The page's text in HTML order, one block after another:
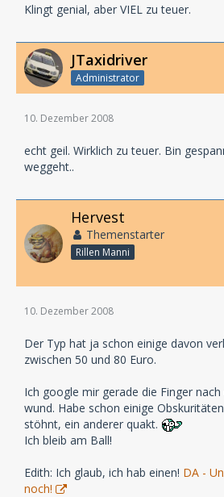
Klingt genial, aber VIEL zu teuer.
JTaxidriver
Administrator
10. Dezember 2008
echt geil. Wirklich zu teuer. Bin
weggeht..
Hervest
Themenstarter
Rillen Manni
10. Dezember 2008
Der Typ hat ja schon einige davon
zwischen 50 und 80 Euro.
Ich google mir gerade die Finger nach
wund. Habe schon einige
stöhnt, ein anderer quakt.
Ich bleib am Ball!
Edith: Ich glaub, ich hab einen! DA -
noch!